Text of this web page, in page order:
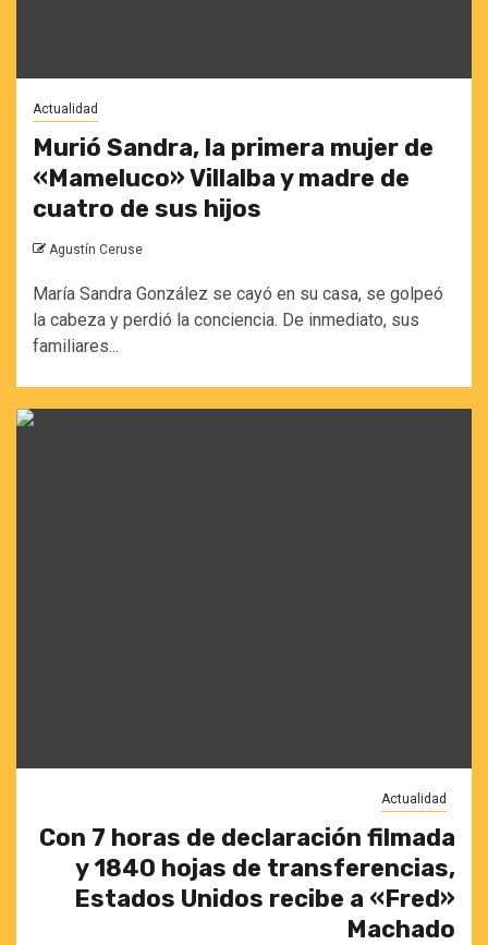
Actualidad
Murió Sandra, la primera mujer de
«Mameluco» Villalba y madre de
cuatro de sus hijos
Agustín Ceruse
María Sandra González se cayó en su casa, se golpeó
la cabeza y perdió la conciencia. De inmediato, sus
familiares...
Actualidad
Con 7 horas de declaración filmada
y 1840 hojas de transferencias,
Estados Unidos recibe a «Fred»
Machado